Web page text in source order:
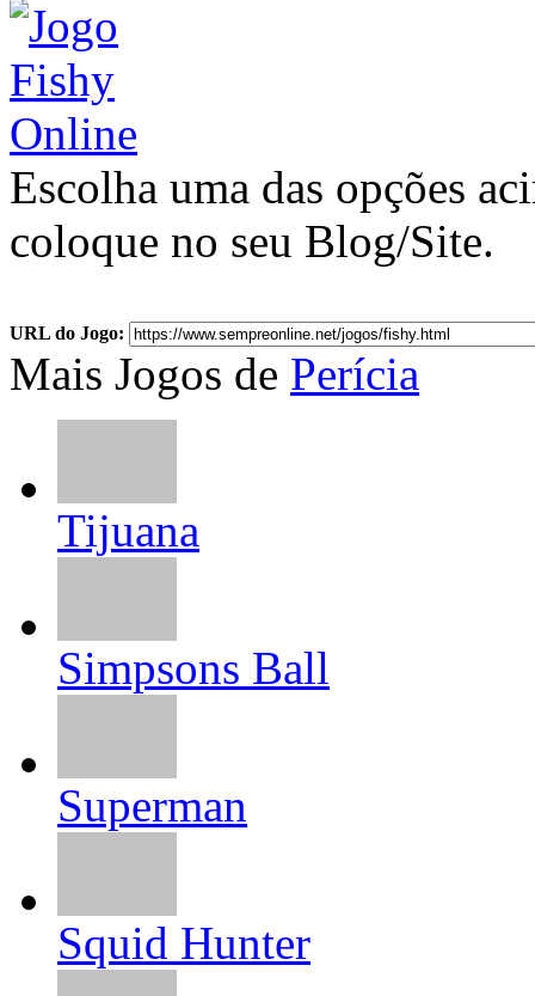
Escolha uma das opções
coloque no seu Blog/Site.
URL do Jogo:
Mais Jogos de Perícia
Tijuana
Simpsons Ball
Superman
Squid Hunter